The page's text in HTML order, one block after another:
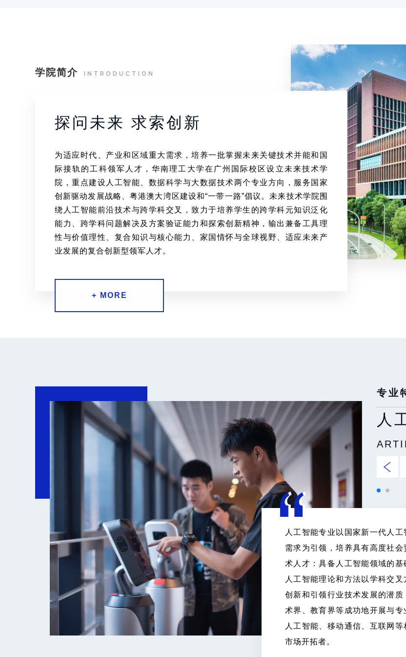
学院简介 INTRODUCTION
探问未来 求索创新
为适应时代、产业和区域重大需求，培养一批掌握未来关键技术并能和国
际接轨的工科领军人才，华南理工大学在广州国际校区设立未来技术学
院，重点建设人工智能、数据科学与大数据技术两个专业方向，服务国家
创新驱动发展战略、粤港澳大湾区建设和“一带一路”倡议。未来技术学院围
绕人工智能前沿技术与跨学科交叉，致力于培养学生的跨学科元知识泛化
能力、跨学科问题解决及方案验证能力和探索创新精神，输出兼备工具理
性与价值理性、复合知识与核心能力、家国情怀与全球视野、适应未来产
业发展的复合创新型领军人才。
+ MORE
专业
人
人工智能专业以国家新一代人
需求为引领，培养具有高度社
术人才：具备人工智能领域的
人工智能理论和方法以学科交
创新和引领行业技术发展的潜
术界、教育界等成功地开展与
人工智能、移动通信、互联网
市场开拓者。
专业
数
数据科学与大数据技术专业以
产业发展需求为引领，培养德
数据高级技术人才；系统地掌
科学研究方法；具有应用大数
关键性技术问题的综合能力，
野和国际交往能力；能够在国
数据应用、大数据决策等工作
通、电商等相关行业应用创新的